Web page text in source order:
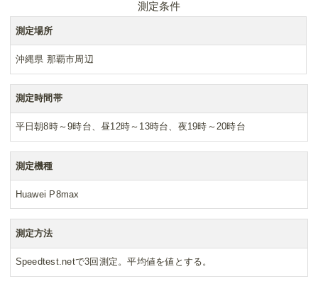
測定条件
測定場所
沖縄県 那覇市周辺
測定時間帯
平日朝8時～9時台、昼12時～13時台、夜19時～20時台
測定機種
Huawei P8max
測定方法
Speedtest.netで3回測定。平均値を値とする。